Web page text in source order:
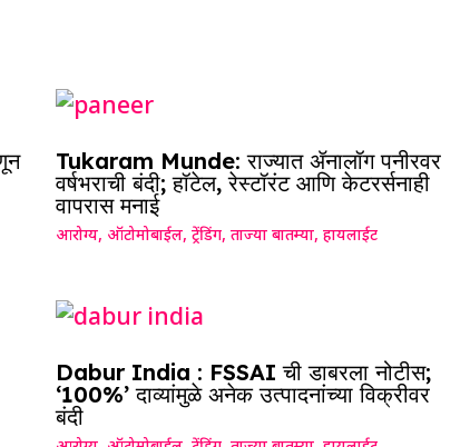
Tukaram Munde: राज्यात ॲनालॉग पनीरवर
वर्षभराची बंदी; हॉटेल, रेस्टॉरंट आणि केटरर्सनाही
वापरास मनाई
आरोग्य, ऑटोमोबाईल, ट्रेंडिंग, ताज्या बातम्या, हायलाईट
Dabur India : FSSAI ची डाबरला नोटीस;
‘100%’ दाव्यांमुळे अनेक उत्पादनांच्या विक्रीवर
बंदी